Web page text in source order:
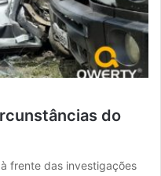
do
frente das investigações